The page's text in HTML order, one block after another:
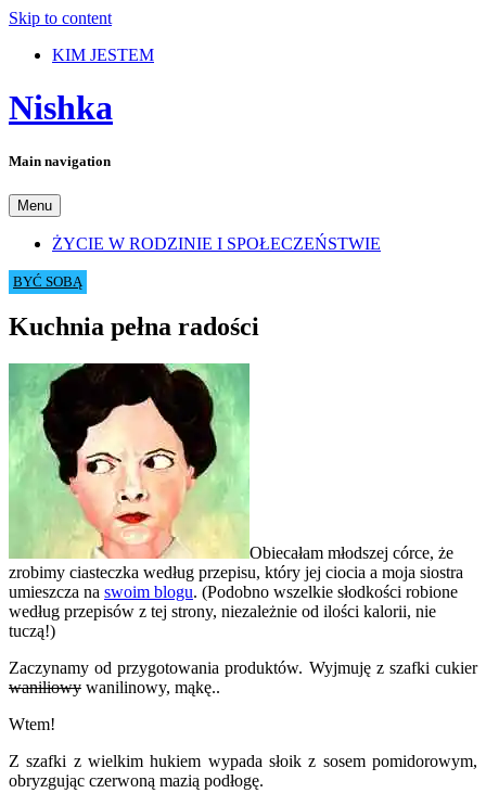
Skip to content
KIM JESTEM
Nishka
Main navigation
Menu
ŻYCIE W RODZINIE I SPOŁECZEŃSTWIE
BYĆ SOBĄ
Kuchnia pełna radości
Obiecałam młodszej córce, że
zrobimy ciasteczka według przepisu, który jej ciocia a moja siostra
umieszcza na swoim blogu. (Podobno wszelkie słodkości robione
według przepisów z tej strony, niezależnie od ilości kalorii, nie
tuczą!)
Zaczynamy od przygotowania produktów. Wyjmuję z szafki cukier
waniliowy wanilinowy, mąkę..
Wtem!
Z szafki z wielkim hukiem wypada słoik z sosem pomidorowym,
obryzgując czerwoną mazią podłogę.